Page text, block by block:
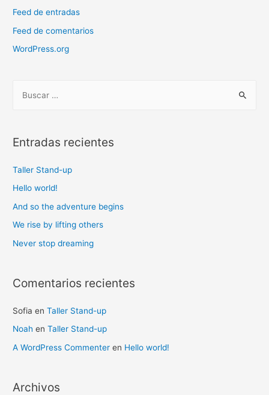
Feed de entradas
Feed de comentarios
WordPress.org
Entradas recientes
Taller Stand-up
Hello world!
And so the adventure begins
We rise by lifting others
Never stop dreaming
Comentarios recientes
Sofia enTaller Stand-up
Noah enTaller Stand-up
A WordPress Commenter en Hello world!
Archivos